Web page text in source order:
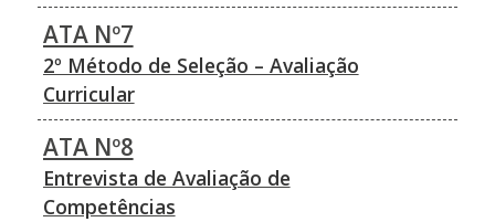
ATA Nº7
2º Método de Seleção – Avaliação
Curricular
ATA Nº8
Entrevista de Avaliação de
Competências